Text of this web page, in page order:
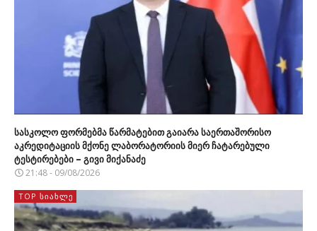
სასკოლო ფორმებმა წარმატებით გაიარა საერთაშორისო
აკრედიტაციის მქონე ლაბორატორიის მიერ ჩატარებული
ტესტირებები – გივი მიქანაძე
21:48 - 09/08/2026
TOP ᲡᲘᲐᲮᲚᲔ